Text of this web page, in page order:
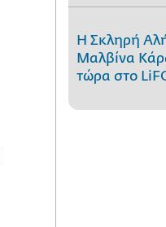
Η Σκληρή
Μαλβίνα
τώρα στo